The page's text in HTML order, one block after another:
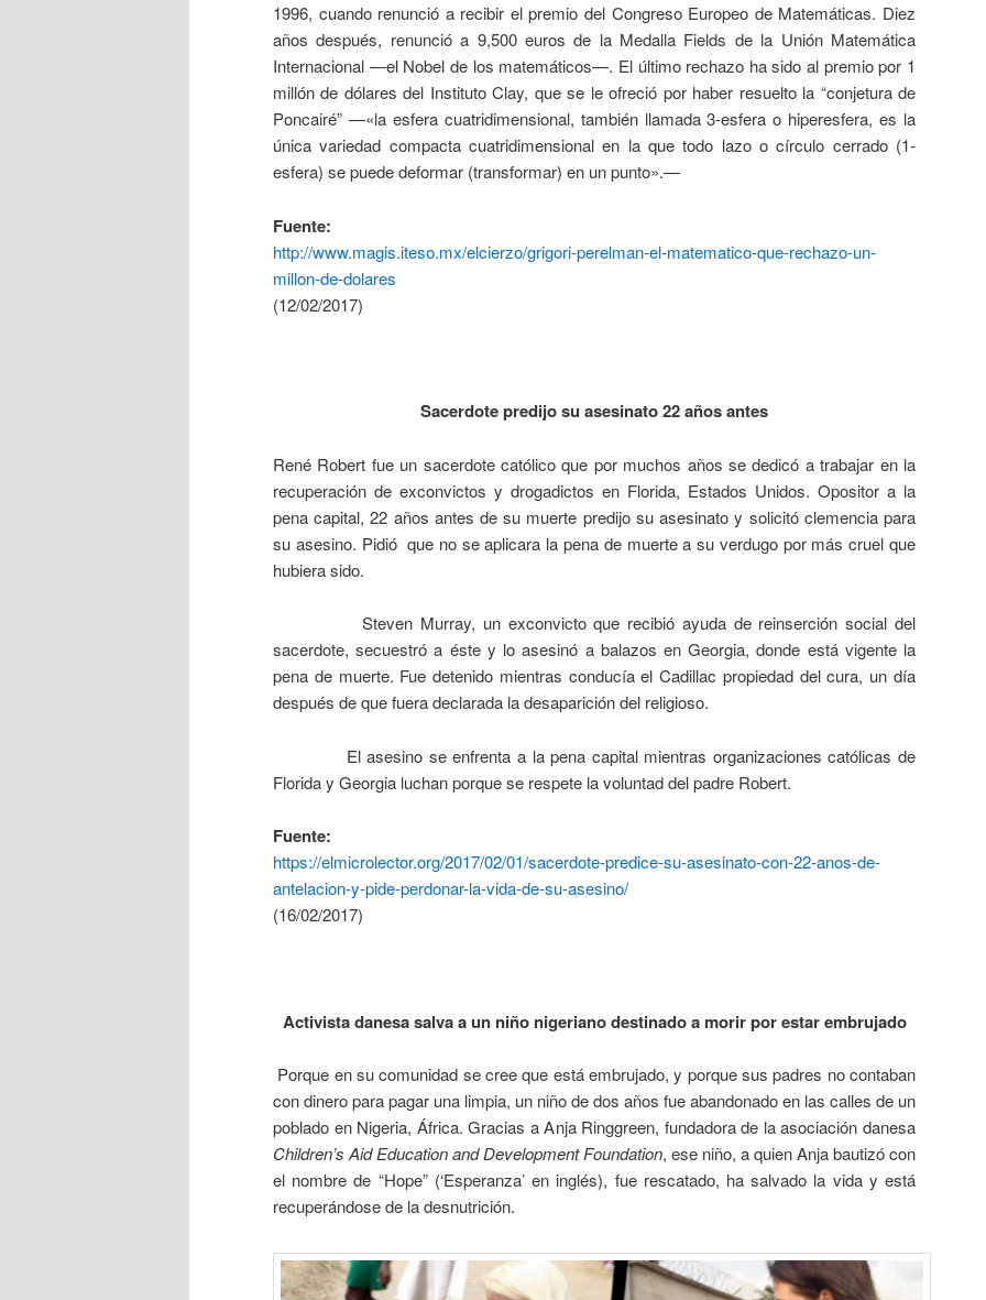
1996, cuando renunció a recibir el premio del Congreso Europeo de Matemáticas. Diez
años después, renunció a 9,500 euros de la Medalla Fields de la Unión Matemática
Internacional —el Nobel de los matemáticos—. El último rechazo ha sido al premio por 1
millón de dólares del Instituto Clay, que se le ofreció por haber resuelto la “conjetura de
Poncairé” —«la esfera cuatridimensional, también llamada 3-esfera o hiperesfera, es la
única variedad compacta cuatridimensional en la que todo lazo o círculo cerrado (1-
esfera) se puede deformar (transformar) en un punto».—
Fuente:
http://www.magis.iteso.mx/elcierzo/grigori-perelman-el-matematico-que-rechazo-un-
millon-de-dolares
(12/02/2017)
Sacerdote predijo su asesinato 22 años antes
René Robert fue un sacerdote católico que por muchos años se dedicó a trabajar en la
recuperación de exconvictos y drogadictos en Florida, Estados Unidos. Opositor a la
pena capital, 22 años antes de su muerte predijo su asesinato y solicitó clemencia para
su asesino. Pidió que no se aplicara la pena de muerte a su verdugo por más cruel que
hubiera sido.
Steven Murray, un exconvicto que recibió ayuda de reinserción social del
sacerdote, secuestró a éste y lo asesinó a balazos en Georgia, donde está vigente la
pena de muerte. Fue detenido mientras conducía el Cadillac propiedad del cura, un día
después de que fuera declarada la desaparición del religioso.
El asesino se enfrenta a la pena capital mientras organizaciones católicas de
Florida y Georgia luchan porque se respete la voluntad del padre Robert.
Fuente:
https://elmicrolector.org/2017/02/01/sacerdote-predice-su-asesinato-con-22-anos-de-
antelacion-y-pide-perdonar-la-vida-de-su-asesino/
(16/02/2017)
Activista danesa salva a un niño nigerianodestinado a morir por estar embrujado
Porque en su comunidad se cree que está embrujado, y porque sus padres no contaban
con dinero para pagar una limpia, un niño de dos años fue abandonado en las calles de un
poblado en Nigeria, África. Gracias a Anja Ringgreen, fundadora de la asociación danesa
Children’s Aid Education and Development Foundation, ese niño, a quien Anja bautizó con
el nombre de “Hope” (‘Esperanza’ en inglés), fue rescatado, ha salvado la vida y está
recuperándose de la desnutrición.